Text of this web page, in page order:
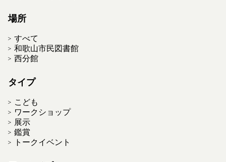
場所
すべて
和歌山市民図書館
西分館
タイプ
こども
ワークショップ
展示
鑑賞
トークイベント